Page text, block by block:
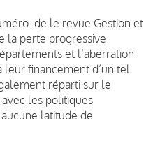
de le revue Gestion et
la perte progressive
et l’aberration
leur financement d’un tel
réparti sur le
les politiques
latitude de